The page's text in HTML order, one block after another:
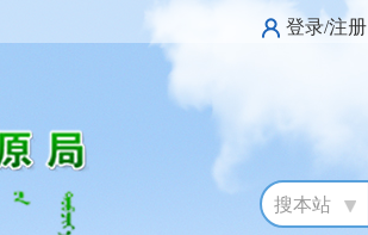
登录/注册
搜本站